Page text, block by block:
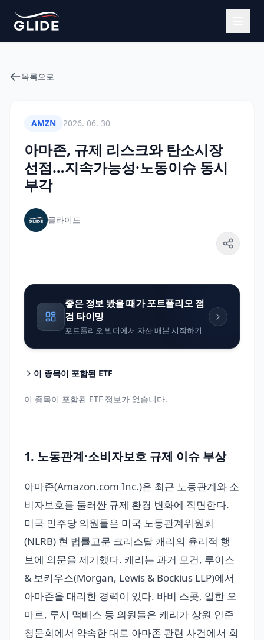
목록으로
AMZN 2026. 06. 30
아마존, 규제 리스크와 탄소시장
선점…지속가능성·노동이슈 동시
부각
글라이드
좋은 정보 봤을 때가 포트폴리오 점
검 타이밍
포트폴리오 빌더에서 자산 배분 시작하기
이 종목이 포함된 ETF
이 종목이 포함된 ETF 정보가 없습니다.
1. 노동관계·소비자보호 규제 이슈 부상
아마존(Amazon.com Inc.)은 최근 노동관계와 소
비자보호를 둘러싼 규제 환경 변화에 직면한다.
미국 민주당 의원들은 미국 노동관계위원회
(NLRB) 현 법률고문 크리스탈 캐리의 윤리적 행
보에 의문을 제기했다. 캐리는 과거 모건, 루이스
& 보키우스(Morgan, Lewis & Bockius LLP)에서
아마존을 대리한 경력이 있다. 바비 스콧, 일한 오
마르, 루시 맥배스 등 의원들은 캐리가 상원 인준
청문회에서 약속한 대로 아마존 관련 사건에서 회